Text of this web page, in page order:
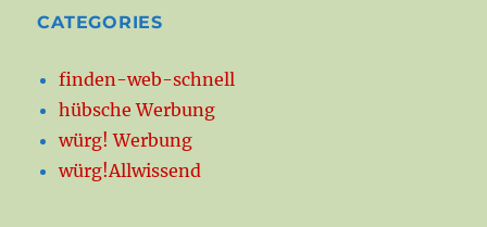
CATEGORIES
finden-web-schnell
hübsche Werbung
würg! Werbung
würg!Allwissend